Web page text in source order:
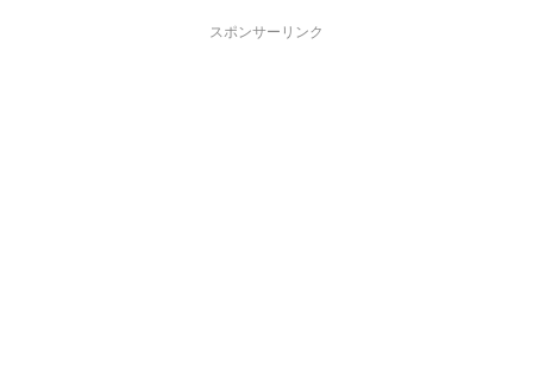
スポンサーリンク